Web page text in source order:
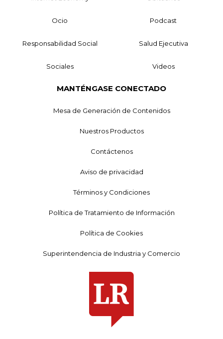
Ocio Podcast
Responsabilidad Social Salud Ejecutiva
Sociales Videos
MANTÉNGASE CONECTADO
Mesa de Generación de Contenidos
Nuestros Productos
Contáctenos
Aviso de privacidad
Términos y Condiciones
Política de Tratamiento de Información
Política de Cookies
Superintendencia de Industria y Comercio